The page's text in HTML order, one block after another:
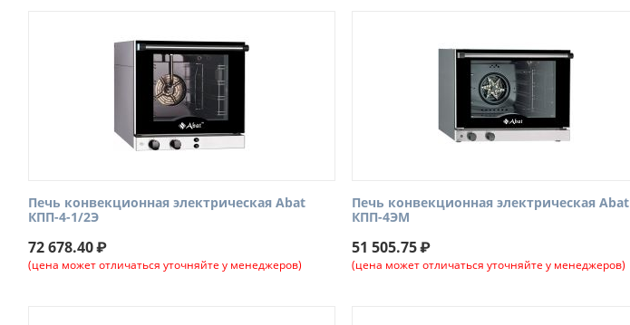
Печь конвекционная электрическая Abat
КПП-4-1/2Э
72 678.40₽
(цена может отличаться уточняйте у менеджеров)
Печь конвекционная электрическая Abat
КПП-4ЭМ
51 505.75₽
(цена может отличаться уточняйте у менеджеров)